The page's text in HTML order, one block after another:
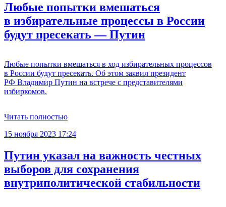
Любые попытки вмешаться
в избирательные процессы в России
будут пресекать — Путин
Любые попытки вмешаться в ход избирательных процессов
в России будут пресекать. Об этом заявил президент
РФ Владимир Путин на встрече с представителями
избиркомов.
Читать полностью
15 ноября 2023 17:24
Путин указал на важность честных
выборов для сохранения
внутриполитической стабильности